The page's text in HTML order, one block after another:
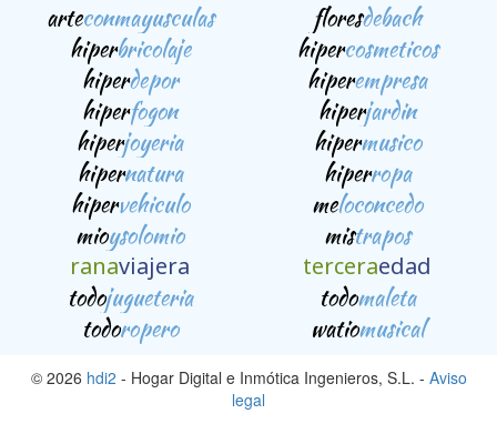
arteconmayusculas floresdebach
hiperbricolaje hipercosmeticos
hiperdepor hiperempresa
hiperfogon hiperjardin
hiperjoyeria hipermusico
hipernatura hiperropa
hipervehiculo meloconcedo
mioysolomio mistrapos
ranaviajera terceraedad
todojugueteria todomaleta
todoropero watiomusical
© 2026 hdi2 - Hogar Digital e Inmótica Ingenieros, S.L. - Aviso
legal